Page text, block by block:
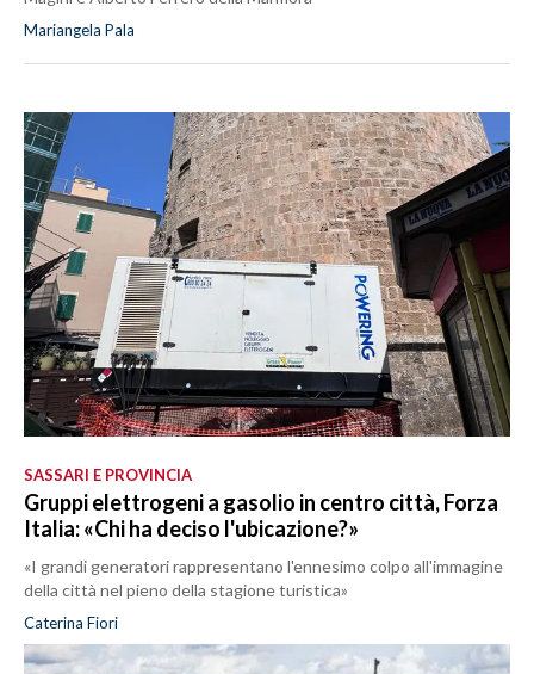
Mariangela Pala
SASSARI E PROVINCIA
Gruppi elettrogeni a gasolio in centro città, Forza
Italia: «Chi ha deciso l'ubicazione?»
«I grandi generatori rappresentano l'ennesimo colpo all'immagine
della città nel pieno della stagione turistica»
Caterina Fiori